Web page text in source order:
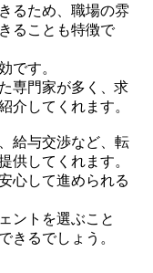
るため、職場の雰
ることも特徴で
です。
専門家が多く、求
介してくれます。
給与交渉など、転
供してくれます。
心して進められる
ントを選ぶこと
きるでしょう。